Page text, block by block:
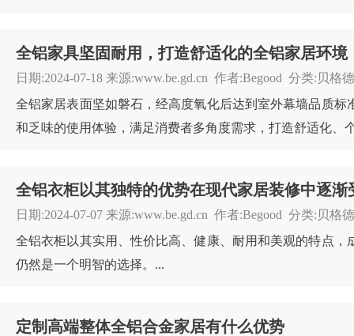
全铝家具坚固耐用，打造舒适化的全铝家居环境
日期:2024-07-18 来源:www.be.gd.cn 作者:Begood 分类:贝
全铝家居表面坚如磐石，经高度氧化后达到室外幕墙品质
和乏味的使用体验，满足消费者多角度需求，打造舒适化、
全铝衣柜以其独特的优势在现代家居装修中逐渐
日期:2024-07-07 来源:www.be.gd.cn 作者:Begood 分类:贝格
全铝衣柜以其实用、性价比高、健康、耐用和美观的特点
仍然是一个明智的选择。...
定制高端整体全铝合金家居有什么优势